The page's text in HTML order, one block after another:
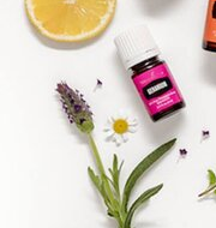
Epassi Logo_1